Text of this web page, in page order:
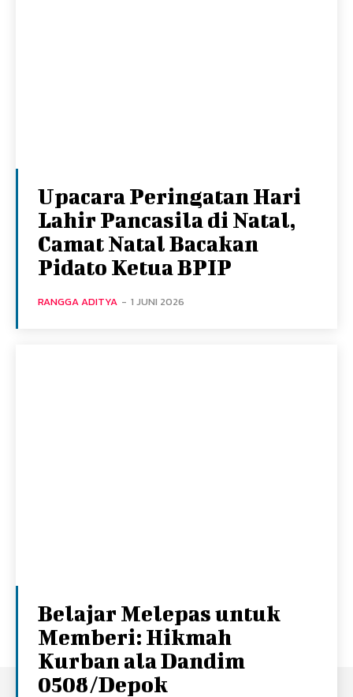
Upacara Peringatan Hari
Lahir Pancasila di Natal,
Camat Natal Bacakan
Pidato Ketua BPIP
RANGGA ADITYA - 1 JUNI 2026
Belajar Melepas untuk
Memberi: Hikmah
Kurban ala Dandim
0508/Depok